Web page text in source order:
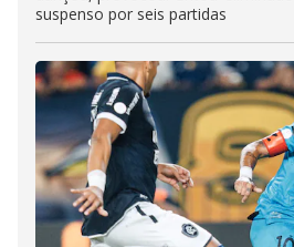
suspenso por seis partidas